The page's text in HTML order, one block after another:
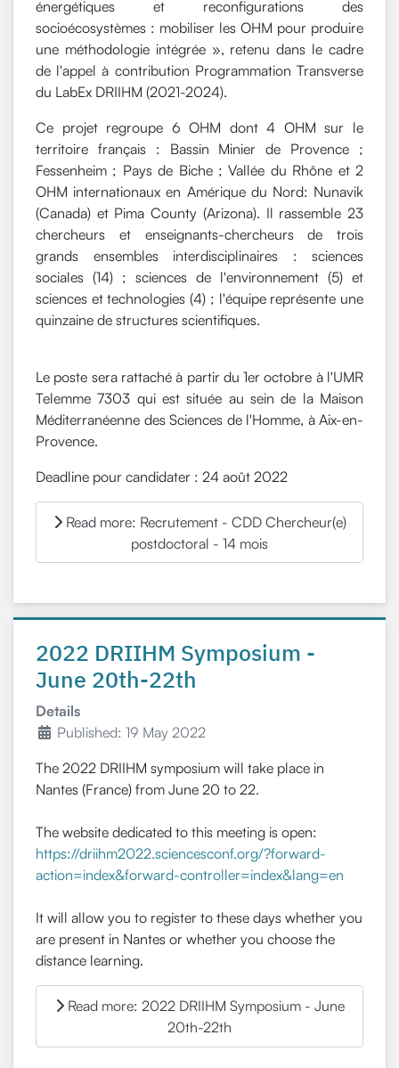
énergétiques et reconfigurations des
socioécosystèmes : mobiliser les OHM pour produire
une méthodologie intégrée », retenu dans le cadre
de l'appel à contribution Programmation Transverse
du LabEx DRIIHM (2021-2024).
Ce projet regroupe 6 OHM dont 4 OHM sur le
territoire français : Bassin Minier de Provence ;
Fessenheim ; Pays de Biche ; Vallée du Rhône et 2
OHM internationaux en Amérique du Nord: Nunavik
(Canada) et Pima County (Arizona). Il rassemble 23
chercheurs et enseignants-chercheurs de trois
grands ensembles interdisciplinaires : sciences
sociales (14) ; sciences de l'environnement (5) et
sciences et technologies (4) ; l'équipe représente une
quinzaine de structures scientifiques.
Le poste sera rattaché à partir du 1er octobre à l'UMR
Telemme 7303 qui est située au sein de la Maison
Méditerranéenne des Sciences de l'Homme, à Aix-en-
Provence.
Deadline pour candidater : 24 août 2022
Read more: Recrutement - CDD Chercheur(e)
postdoctoral - 14 mois
2022 DRIIHM Symposium -
June 20th-22th
Details
Published: 19 May 2022
The 2022 DRIIHM symposium will take place in
Nantes (France) from June 20 to 22.
The website dedicated to this meeting is open:
https://driihm2022.sciencesconf.org/?forward-
action=index&forward-controller=index&lang=en
It will allow you to register to these days whether you
are present in Nantes or whether you choose the
distance learning.
Read more: 2022 DRIIHM Symposium - June
20th-22th